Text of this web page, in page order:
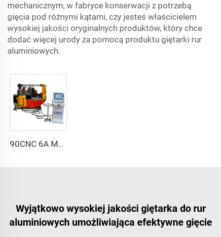
mechanicznym, w fabryce konserwacji z potrzebą
gięcia pod różnymi kątami, czy jesteś właścicielem
wysokiej jakości oryginalnych produktów, który chce
dodać więcej urody za pomocą produktu giętarki rur
aluminiowych.
90CNC 6A MS CNC Giętarka rur żeliwnych prostokątnych z silnikiem
Wyjątkowo wysokiej jakości giętarka do rur
aluminiowych umożliwiająca efektywne gięcie